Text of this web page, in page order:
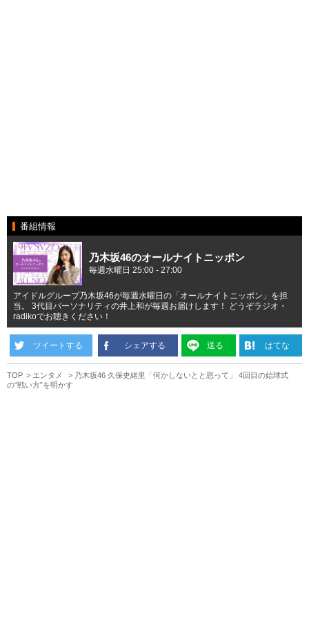
番組情報
乃木坂46のオールナイトニッポン
毎週水曜日 25:00 - 27:00
アイドルグループ乃木坂46が毎週水曜日の「オールナイトニッポン」を担
当。 3代目パーソナリティの井上和が毎週お届けします！ どうぞラジオ・
radikoでお聴きください！
ツイートする シェアする 送る はてな
TOP エンタメ
乃木坂46 久保史緒里「何かしないとと思って」 4回目の始球式
の“戦い方”を明かす